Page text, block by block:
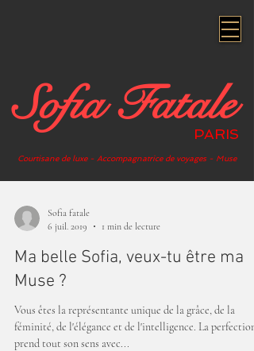
Sofia Fatale
PARIS
Courtisane de luxe - Accompagnatrice de voyages - Muse
Sofia fatale
6 juil. 2019
1 min de lecture
Ma belle Sofia, veux-tu être ma
Muse ?
Vous êtes la représentante unique de la grâce, de la
féminité, de l'élégance et de l'intelligence. La perfection
prend tout son sens avec...